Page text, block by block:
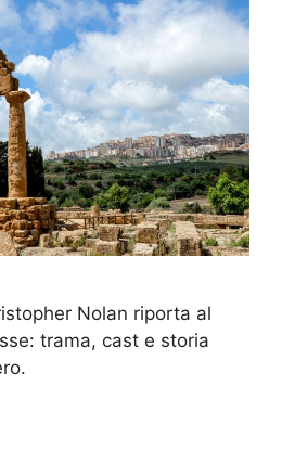
Nolan riporta al
trama, cast e storia